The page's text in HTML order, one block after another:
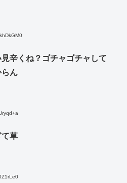
辛くね？ゴチャゴチャして
ん
草